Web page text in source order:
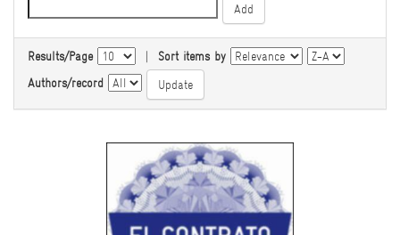
Results/Page | Sort items by
Authors/record